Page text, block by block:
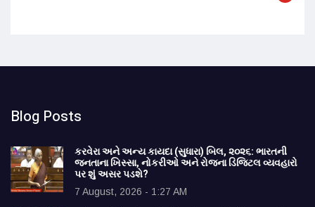
Blog Posts
કરવેરા અને અન્ય કાયદા (સુધારા) બિલ, ૨૦૨૬: ભારતની
જનતાના ખિસ્સા, નોકરીઓ અને રોજના ડિજિટલ વ્યવહારો
પર શું અસર પડશે?
7 August, 2026 - 1:27 AM